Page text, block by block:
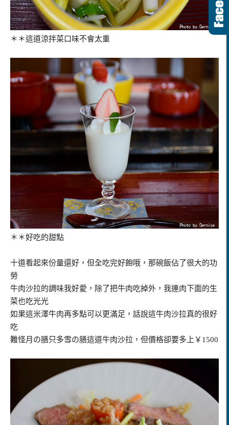
＊＊這道涼拌菜口味不會太重
＊＊好吃的甜點
十道看起來份量還好，但全吃完好飽哦，那碗飯佔了很大的功
勞
牛肉沙拉的調味我好愛，除了把牛肉吃掉外，我連肉下面的生
菜也吃光光
如果這米澤牛肉再多點可以更滿足，話說這牛肉沙拉真的很好
吃
難怪月の膳只多雪の膳這道牛肉沙拉，但價格卻要多上￥1500